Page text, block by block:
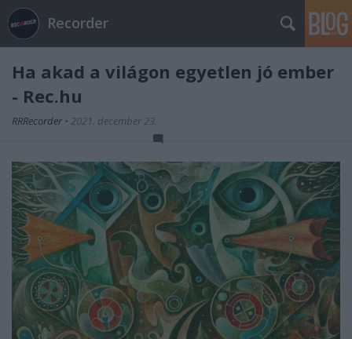
Recorder
Ha akad a világon egyetlen jó ember
- Rec.hu
RRRecorder • 2021. december 23.